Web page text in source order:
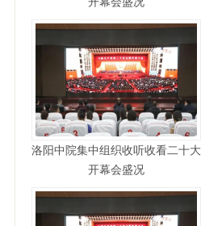
洛阳中院集中组织收听收看二十大
开幕会盛况